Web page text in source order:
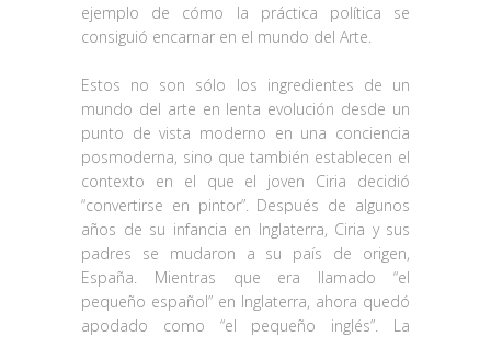
ejemplo de cómo la práctica política se
consiguió encarnar en el mundo del Arte.
Estos no son sólo los ingredientes de un
mundo del arte en lenta evolución desde un
punto de vista moderno en una conciencia
posmoderna, sino que también establecen el
contexto en el que el joven Ciria decidió
“convertirse en pintor”. Después de algunos
años de su infancia en Inglaterra, Ciria y sus
padres se mudaron a su país de origen,
España. Mientras que era llamado “el
pequeño español” en Inglaterra, ahora quedó
apodado como “el pequeño inglés”. La